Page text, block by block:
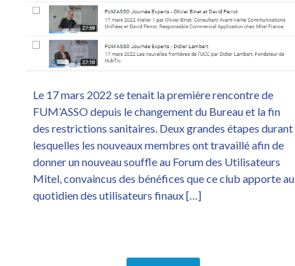
Le 17 mars 2022 se tenait la première rencontre de
FUM’ASSO depuis le changement du Bureau et la fin
des restrictions sanitaires. Deux grandes étapes durant
lesquelles les nouveaux membres ont travaillé afin de
donner un nouveau souffle au Forum des Utilisateurs
Mitel, convaincus des bénéfices que ce club apporte au
quotidien des utilisateurs finaux […]